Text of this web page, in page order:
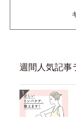
週間人気記事